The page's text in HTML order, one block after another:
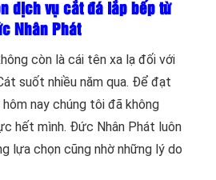
dịch vụ cắt đá lắp bếp từ
Nhân Phát
còn là cái tên xa lạ đối với
suốt nhiều năm qua. Để đạt
nay chúng tôi đã không
hết mình. Đức Nhân Phát luôn
lựa chọn cũng nhờ những lý do